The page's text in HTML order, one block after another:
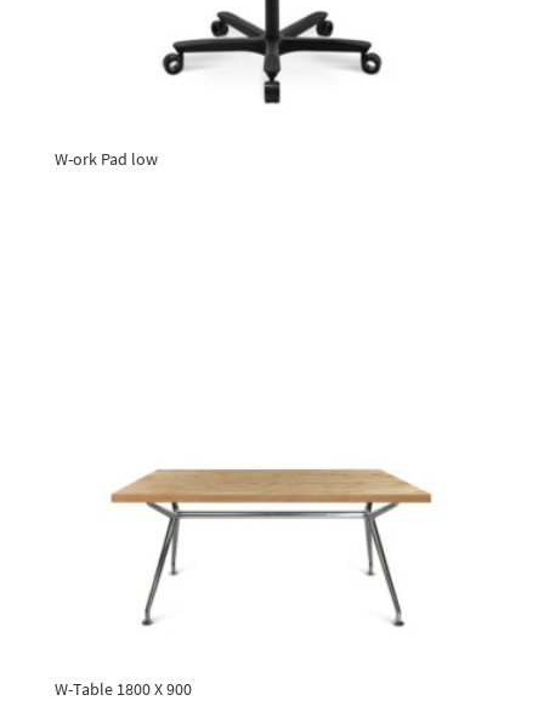
W-ork Pad low
W-Table 1800 X 900